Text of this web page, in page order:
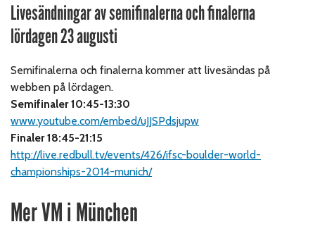
Livesändningar av semifinalerna och finalerna
lördagen 23 augusti
Semifinalerna och finalerna kommer att livesändas på
webben på lördagen.
Semifinaler 10:45-13:30
www.youtube.com/embed/uJJSPdsjupw
Finaler 18:45-21:15
http://live.redbull.tv/events/426/ifsc-boulder-world-
championships-2014-munich/
Mer VM i München